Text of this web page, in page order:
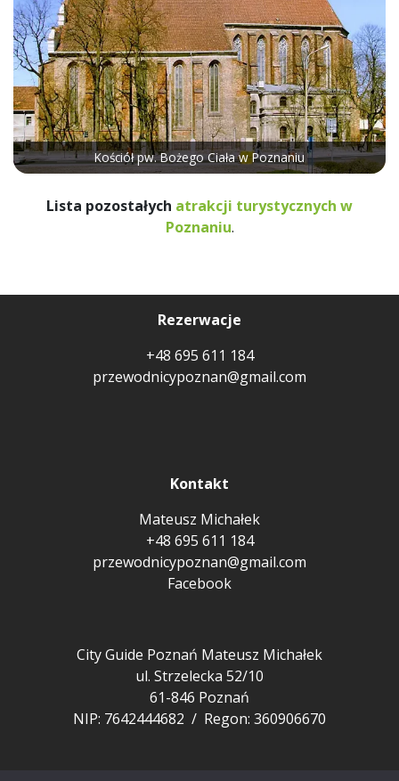
Kościół pw. Bożego Ciała w Poznaniu
Lista pozostałych atrakcji turystycznych w
Poznaniu.
Rezerwacje
+48 695 611 184
przewodnicypoznan@gmail.com
Kontakt
Mateusz Michałek
+48 695 611 184
przewodnicypoznan@gmail.com
Facebook
City Guide Poznań Mateusz Michałek
ul. Strzelecka 52/10
61-846 Poznań
NIP: 7642444682 / Regon: 360906670